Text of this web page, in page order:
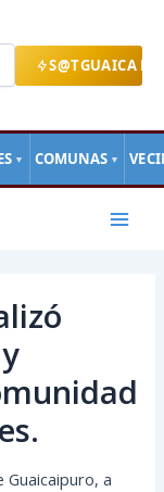
S@TGUAICA
▼ COMUNAS ▼
Main
Guaicaipuro, a